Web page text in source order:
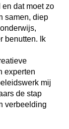
dat moet zo
samen, diep
benutten. Ik
experten
mij
de stap
verbeelding